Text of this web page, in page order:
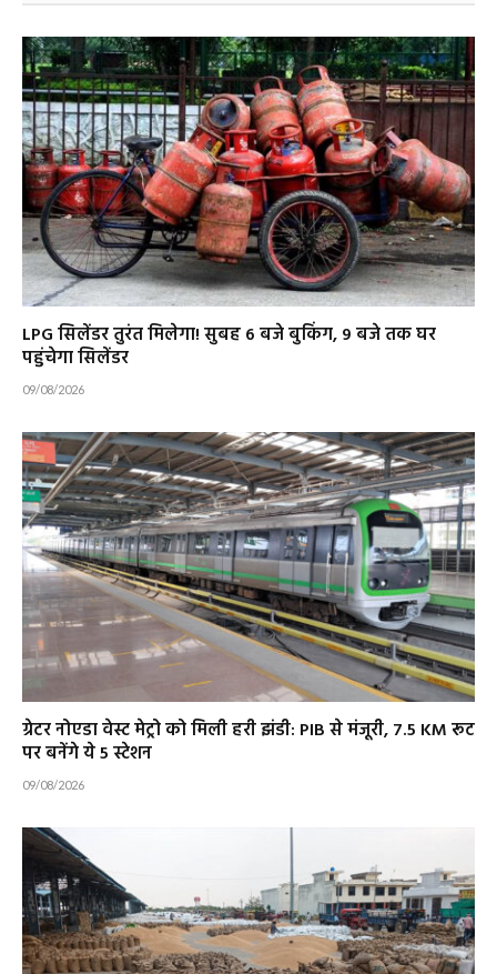
LPG सिलेंडर तुरंत मिलेगा! सुबह 6 बजे बुकिंग, 9 बजे तक घर
पहुंचेगा सिलेंडर
09/08/2026
ग्रेटर नोएडा वेस्ट मेट्रो को मिली हरी झंडी: PIB से मंजूरी, 7.5 KM रूट
पर बनेंगे ये 5 स्टेशन
09/08/2026